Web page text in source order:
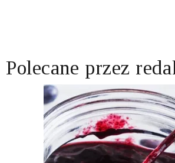
Polecane przez